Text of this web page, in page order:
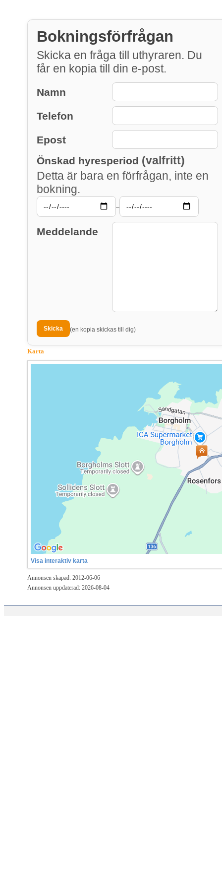
Bokningsförfrågan
Skicka en fråga till uthyraren. Du
får en kopia till din e-post.
Namn
Telefon
Epost
Önskad hyresperiod (valfritt)
Detta är bara en förfrågan, inte en
bokning.
–
Meddelande
(en kopia skickas till dig)
Karta
Visa interaktiv karta
Annonsen skapad: 2012-06-06
Annonsen uppdaterad: 2026-08-04